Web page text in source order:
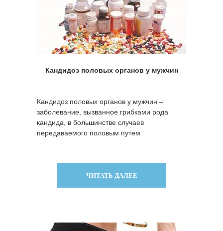
Кандидоз половых органов у мужчин
Кандидоз половых органов у мужчин –
заболевание, вызванное грибками рода
кандида, в большинстве случаев
передаваемого половым путем
ЧИТАТЬ ДАЛЕЕ